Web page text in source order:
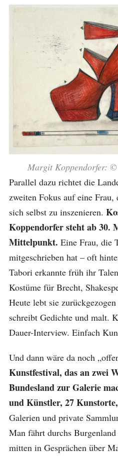
Margit Koppendorfer:
Parallel dazu richtet die
zweiten Fokus auf eine
sich selbst zu inszenieren.
Koppendorfer steht ab 30.
Mittelpunkt. Eine Frau, die
mitgeschrieben hat – oft
Tabori erkannte früh ihr
Kostüme für Brecht,
Heute lebt sie
schreibt Gedichte und malt.
Dauer-Interview. Einfach
Und dann wäre da noch
Kunstfestival, das an zwei
Bundesland zur Galerie
und Künstler, 27
Galerien und private
Man fährt durchs
mitten in Gesprächen über